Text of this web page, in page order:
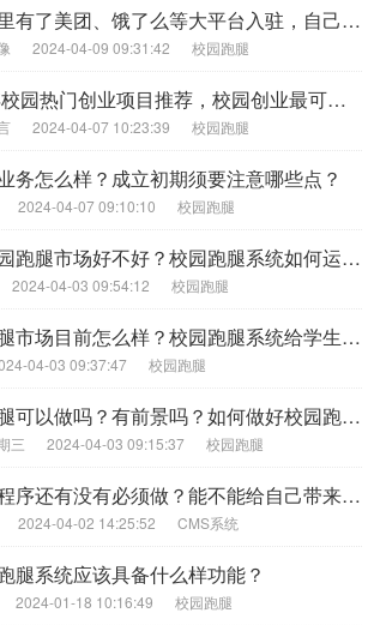
小县城里有了美团、饿了么等大平台入驻，自己做跑腿或外卖平台还有优势吗？
2024-04-09 09:31:42 校园跑腿
2024年校园热门创业项目推荐，校园创业最可靠的行业
2024-04-07 10:23:39 校园跑腿
务怎么样？成立初期须要注意哪些点？
2024-04-07 09:10:10 校园跑腿
大学校园跑腿市场好不好？校园跑腿系统如何运作？
2024-04-03 09:54:12 校园跑腿
校园跑腿市场目前怎么样？校园跑腿系统给学生带来了哪些便捷？
04-03 09:37:47 校园跑腿
校园跑腿可以做吗？有前景吗？如何做好校园跑腿？
三 2024-04-03 09:15:37 校园跑腿
百度小程序还有没有必须做？能不能给自己带来流量？
2024-04-02 14:25:52 CMS系统
腿系统应该具备什么样功能？
2024-01-18 10:16:49 校园跑腿